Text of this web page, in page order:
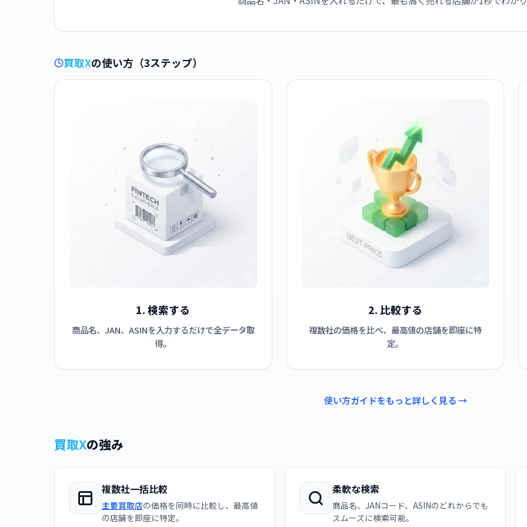
買取Xの使い方（3ステップ）
1. 検索する
商品名、JAN、ASINを入力するだけで全データ取
得。
2. 比較する
複数社の価格を比べ、最高値の店舗を即座に特
定。
使い方ガイドをもっと詳しく見る →
買取Xの強み
複数社一括比較
主要買取店の価格を同時に比較し、最高値
の店舗を即座に特定。
柔軟な検索
商品名、JANコード、ASINのどれからでも
スムーズに検索可能。